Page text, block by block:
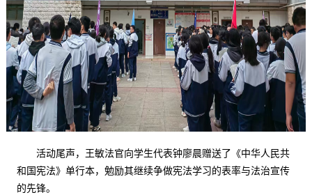
活动尾声，王敏法官向学生代表钟廖晨赠送了《中华人民共
和国宪法》单行本，勉励其继续争做宪法学习的表率与法治宣传
的先锋。